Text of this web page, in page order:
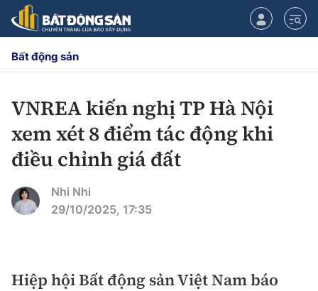
CHUYÊN MỤC
Chính sách
Quy hoạch hạ tầng
Nhà đầu tư
Bất động sản
VNREA kiến nghị TP Hà Nội
xem xét 8 điểm tác động khi
điều chỉnh giá đất
Nhi Nhi
29/10/2025, 17:35
Hiệp hội Bất động sản Việt Nam báo